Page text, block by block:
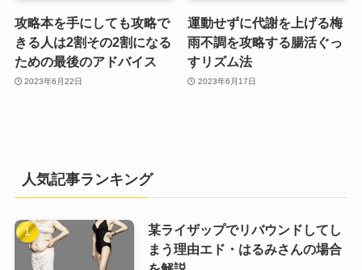
攻略本を手にしても攻略で
きる人は2割その2割になる
ための最後のアドバイス
2023年6月22日
運動せずに代謝を上げる梅
雨不調を攻略する腸活ぐっ
すリズム法
2023年6月17日
人気記事ランキング
某ライザップでリバウンドしてし
まう理由エド・はるみさんの場合